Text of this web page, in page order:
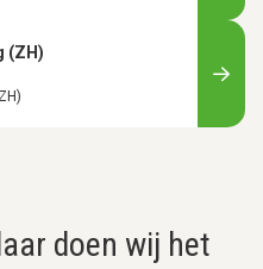
(ZH)
doen wij het